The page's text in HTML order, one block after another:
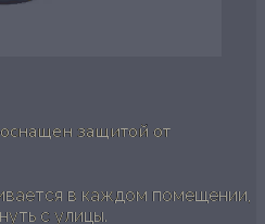
защитой от
в каждом помещении,
с улицы.